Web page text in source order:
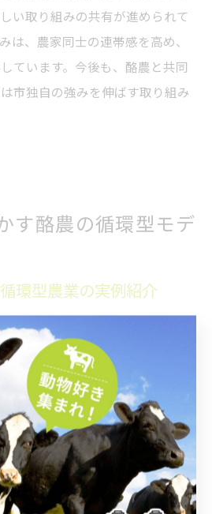
い取り組みの共有が進められて
は、農家同士の連帯感を高め、
ています。今後も、酪農と共同
市独自の強みを伸ばす取り組み
す酪農の循環型モデ
環型農業の実例紹介
農が地域循環型農業の要として
す。酪農から排出される堆肥や
果樹栽培に活用され、土壌の改
与しています。
は牛のふん尿を堆肥化し、近隣の
地域全体で資源を循環させる取
す。こうした連携によって、農
軽減が両立されるという成功例